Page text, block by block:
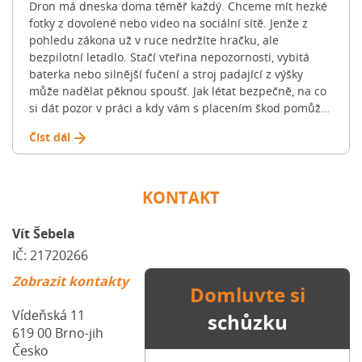
100% hypotéky. Běžně financují do 70-80 % hodnoty
nemovitosti (u žadatelů do 36 let často až do 90 %).
Zbývající část musíte dofinancovat z vlastních úspor, […]
Článek Jak na novou hypotéku: Celý proces krok za
krokem se nejdříve objevil na Blog FinGO.cz.
Dron má dneska doma téměř každý. Chceme mít hezké
fotky z dovolené nebo video na sociální sítě. Jenže z
pohledu zákona už v ruce nedržíte hračku, ale
bezpilotní letadlo. Stačí vteřina nepozornosti, vybitá
baterka nebo silnější fučení a stroj padající z výšky
může nadělat pěknou spoušť. Jak létat bezpečně, na co
si dát pozor v práci a kdy vám s placením škod pomůže
pravidla, která v roce 2026 platí v ČR i v unii. Jaké škody
dron nejčastěji způsobí? Když se dron vymkne kontrole,
Pojišťovny nejčastěji řeší tyto tři situace: 🟠 Příklad z
Pád na kapotu zánovního SUV pak majitele vyjde klidně
kryje a kdo ne? U dronu můžete pojistit dvě věci: stroj
samotný (havarijní pojištění) a škody, které způsobíte
ostatním (odpovědnost). Pokud létáte jen pro radost s
menším dronem, může vás krýt vaše běžná pojistka
odpovědnosti („na blbost“). Každá pojišťovna to má ale
jinak. ❗️ Důležité varování: Žádná běžná občanská
Číst dál
KONTAKT
Vít Šebela
IČ: 21720266
Zobrazit kontakty
Vídeňská 11
619 00 Brno-jih
Česko
Domluvte si
schůzku